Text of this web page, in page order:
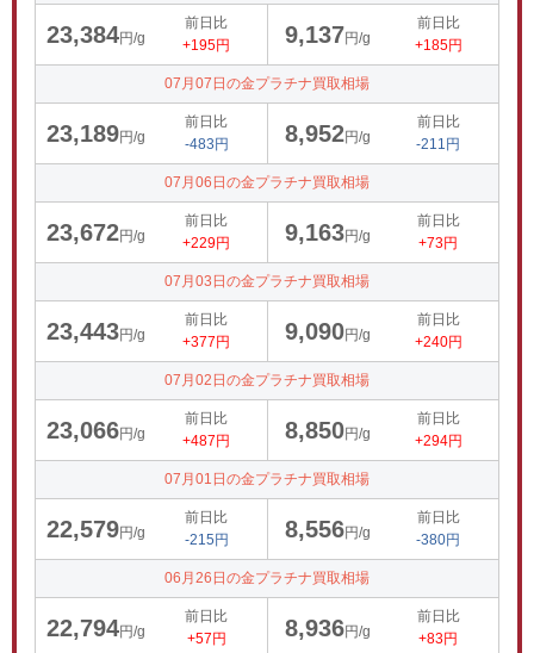
23,384円/g
前日比
+195円
9,137円/g
前日比
+185円
07月07日の金プラチナ買取相場
23,189円/g
前日比
-483円
8,952円/g
前日比
-211円
07月06日の金プラチナ買取相場
23,672円/g
前日比
+229円
9,163円/g
前日比
+73円
07月03日の金プラチナ買取相場
23,443円/g
前日比
+377円
9,090円/g
前日比
+240円
07月02日の金プラチナ買取相場
23,066円/g
前日比
+487円
8,850円/g
前日比
+294円
07月01日の金プラチナ買取相場
22,579円/g
前日比
-215円
8,556円/g
前日比
-380円
06月26日の金プラチナ買取相場
22,794円/g
前日比
+57円
8,936円/g
前日比
+83円